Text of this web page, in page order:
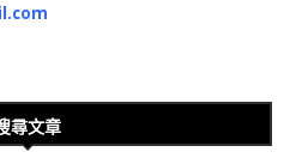
尋文章